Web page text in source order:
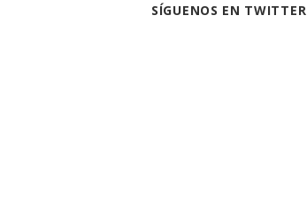
SÍGUENOS EN TWITTER